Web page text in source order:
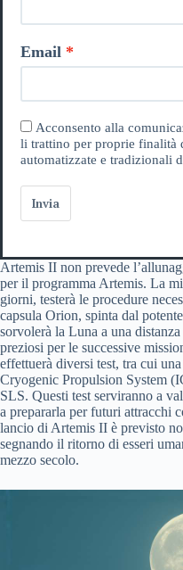
Email
Acconsento alla
li trattino per proprie finalità
automatizzate e tradizionali
Invia
Artemis II non prevede
per il programma Artemis. La
giorni, testerà le procedure
capsula Orion, spinta dal
sorvolerà la Luna a una
preziosi per le successive
effettuerà diversi test, tra cui
Cryogenic Propulsion System
SLS. Questi test serviranno a
a prepararla per futuri attracchi
lancio di Artemis II è previsto
segnando il ritorno di esseri
mezzo secolo.